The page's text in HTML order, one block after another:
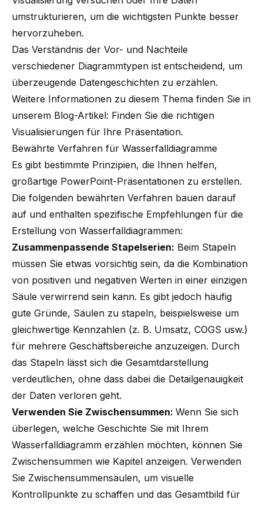
umstrukturieren, um die wichtigsten Punkte besser
hervorzuheben.
Das Verständnis der Vor- und Nachteile
verschiedener Diagrammtypen ist entscheidend, um
überzeugende Datengeschichten zu erzählen.
Weitere Informationen zu diesem Thema finden Sie in
unserem Blog-Artikel: Finden Sie die richtigen
Visualisierungen für Ihre Präsentation.
Bewährte Verfahren für Wasserfalldiagramme
Es gibt bestimmte Prinzipien, die Ihnen helfen,
großartige PowerPoint-Präsentationen zu erstellen.
Die folgenden bewährten Verfahren bauen darauf
auf und enthalten spezifische Empfehlungen für die
Erstellung von Wasserfalldiagrammen:
Zusammenpassende Stapelserien: Beim Stapeln
müssen Sie etwas vorsichtig sein, da die Kombination
von positiven und negativen Werten in einer einzigen
Säule verwirrend sein kann. Es gibt jedoch häufig
gute Gründe, Säulen zu stapeln, beispielsweise um
gleichwertige Kennzahlen (z. B. Umsatz, COGS usw.)
für mehrere Geschäftsbereiche anzuzeigen. Durch
das Stapeln lässt sich die Gesamtdarstellung
verdeutlichen, ohne dass dabei die Detailgenauigkeit
der Daten verloren geht.
Verwenden Sie Zwischensummen: Wenn Sie sich
überlegen, welche Geschichte Sie mit Ihrem
Wasserfalldiagramm erzählen möchten, können Sie
Zwischensummen wie Kapitel anzeigen. Verwenden
Sie Zwischensummensäulen, um visuelle
Kontrollpunkte zu schaffen und das Gesamtbild für